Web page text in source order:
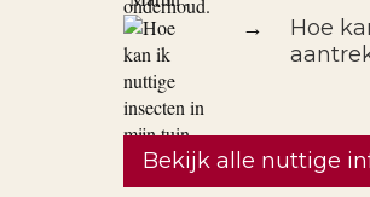
→
Hoe
Bekijk alle nuttige